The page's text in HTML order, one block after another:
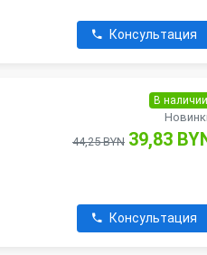
Консультация
В наличии
44,25 BYN 39,83
Консультация